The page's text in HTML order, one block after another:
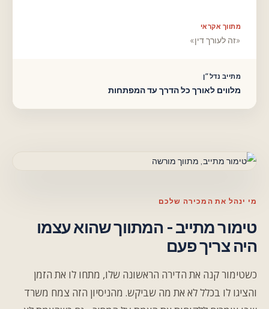
מתווך אקראי
«זה לעורך דין»
מתייב נדל״ן
מלווים לאורך כל הדרך עד המפתחות
מי ינהל את המכירה שלכם
טימור מתייב - המתווך שהוא עצמו
היה צריך פעם
כשטימור קנה את הדירה הראשונה שלו, מתחו לו את הזמן
והציגו לו בכלל לא את מה שביקש. מהניסיון הזה צמח משרד